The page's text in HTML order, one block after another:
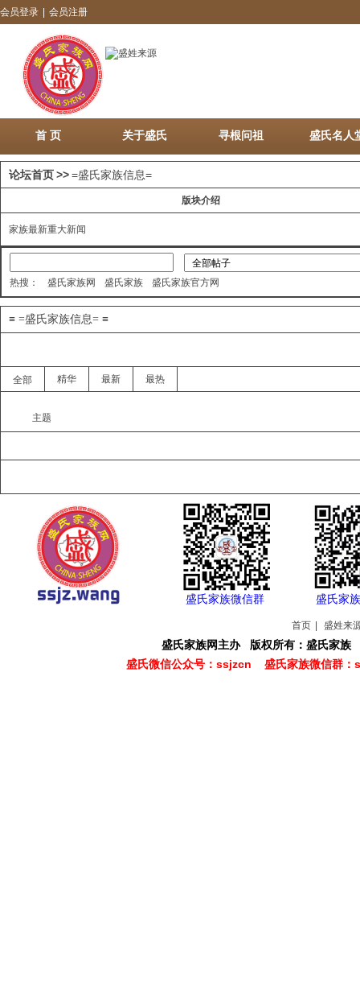
会员登录 会员注册
首 页 关于盛氏 寻根问祖 盛氏名人
论坛首页>>=盛氏家族信息=
版块介绍
家族最新重大新闻
热搜： 盛氏家族网 盛氏家族 盛氏家族官方网
≡ =盛氏家族信息= ≡
全部 精华 最新 最热
主题
盛氏家族微信群 盛氏家
首页 盛姓来
盛氏家族网主办 版权所有：盛氏家
盛氏微信公众号：ssjzcn 盛氏家族微信群：